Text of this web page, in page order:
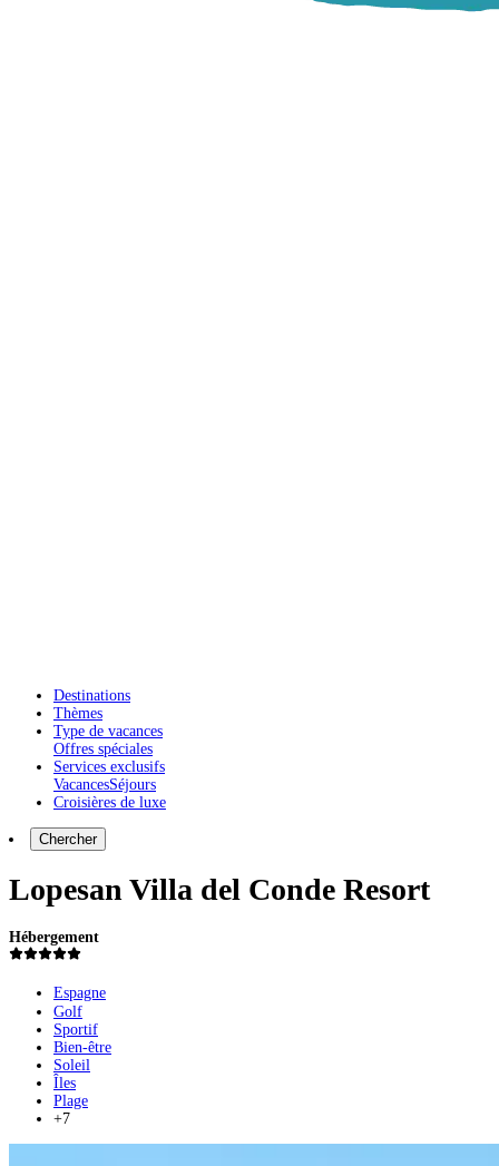
Destinations
Thèmes
Type de vacances
Offres spéciales
Services exclusifs
VacancesSéjours
Croisières de luxe
Chercher
Lopesan Villa del Conde Resort
Hébergement
Espagne
Golf
Sportif
Bien-être
Soleil
Îles
Plage
+7